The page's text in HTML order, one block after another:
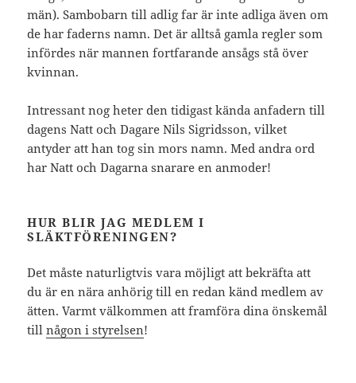
män). Sambobarn till adlig far är inte adliga även om
de har faderns namn. Det är alltså gamla regler som
infördes när mannen fortfarande ansågs stå över
kvinnan.
Intressant nog heter den tidigast kända anfadern till
dagens Natt och Dagare Nils Sigridsson, vilket
antyder att han tog sin mors namn. Med andra ord
har Natt och Dagarna snarare en anmoder!
HUR BLIR JAG MEDLEM I
SLÄKTFÖRENINGEN?
Det måste naturligtvis vara möjligt att bekräfta att
du är en nära anhörig till en redan känd medlem av
ätten. Varmt välkommen att framföra dina önskemål
tillnågon i styrelsen!